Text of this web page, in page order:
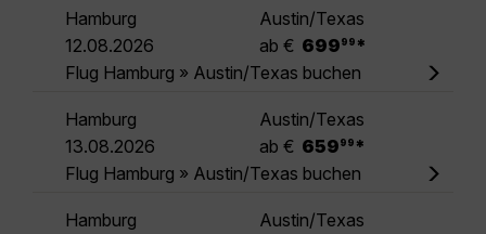
Hamburg
Austin/Texas
12.08.2026
ab € 699 99 *
Flug Hamburg » Austin/Texas buchen
Hamburg
Austin/Texas
13.08.2026
ab € 659 99 *
Flug Hamburg » Austin/Texas buchen
Hamburg
Austin/Texas